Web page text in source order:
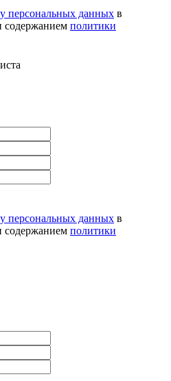
персональных данных в
содержанием политики
персональных данных в
содержанием политики